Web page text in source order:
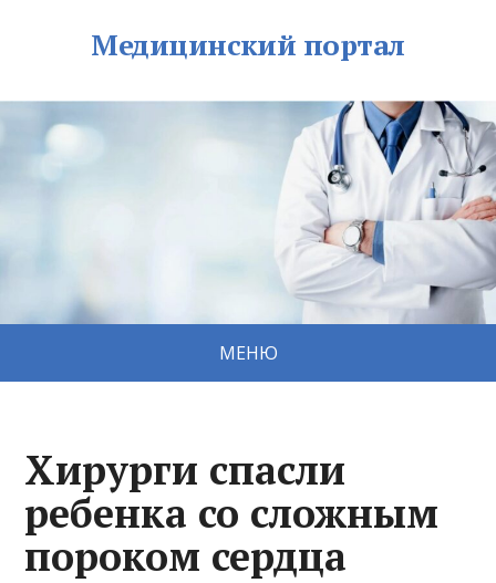
Медицинский портал
МЕНЮ
Хирурги спасли
ребенка со сложным
пороком сердца